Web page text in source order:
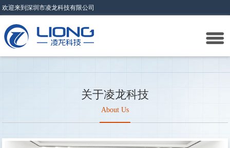
欢迎来到深圳市凌龙科技有限公司
关于凌龙科技
About Us